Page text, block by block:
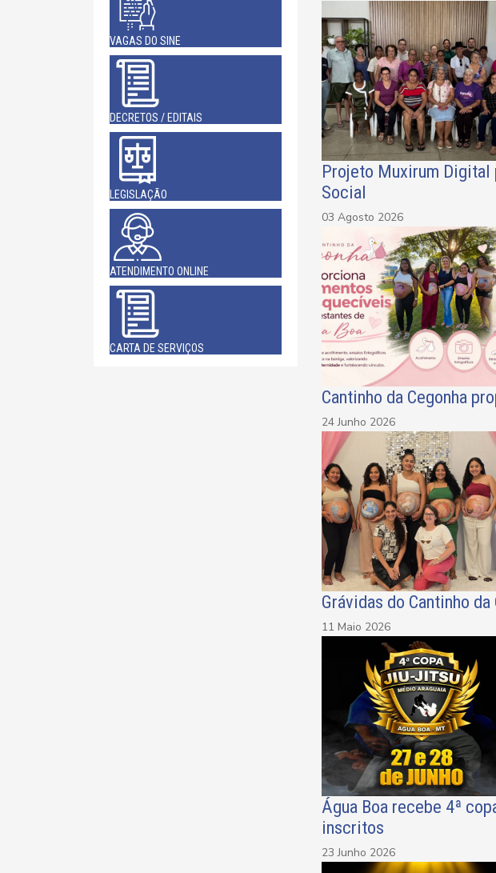
VAGAS DO SINE
DECRETOS / EDITAIS
LEGISLAÇÃO
ATENDIMENTO ONLINE
CARTA DE SERVIÇOS
Projeto Muxirum
Social
03 Agosto 2026
Cantinho da Cegonha
24 Junho 2026
Grávidas do Cantinho
11 Maio 2026
Água Boa recebe 4ª
inscritos
23 Junho 2026